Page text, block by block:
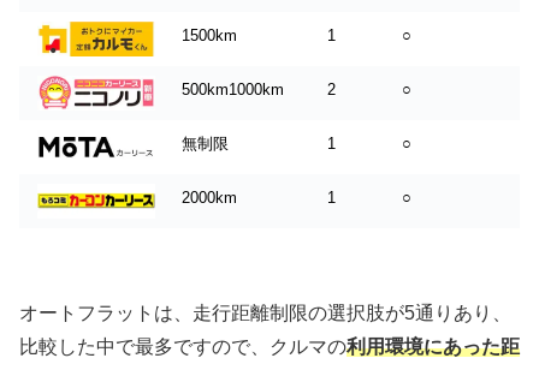
1500km 1 ○
500km1000km 2 ○
無制限 1 ○
2000km 1 ○
オートフラットは、走行距離制限の選択肢が5通りあり、
比較した中で最多ですので、クルマの利用環境にあった距